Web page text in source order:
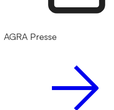
AGRA Presse